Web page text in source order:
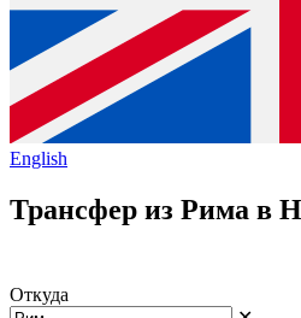
English
Трансфер из Рима в
Откуда